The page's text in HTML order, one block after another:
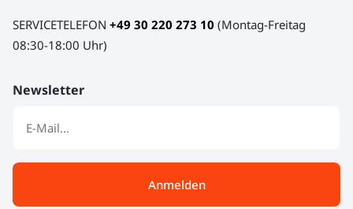
SERVICETELEFON +49 30 220 273 10 (Montag-Freitag
08:30-18:00 Uhr)
Newsletter
Anmelden